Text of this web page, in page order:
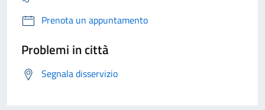
Prenota un appuntamento
Problemi in città
Segnala disservizio